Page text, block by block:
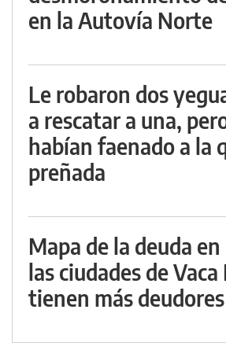
en la Autovía Norte
Le robaron dos
a rescatar a una,
habían faenado a la
preñada
Mapa de la deuda
las ciudades de
tienen más